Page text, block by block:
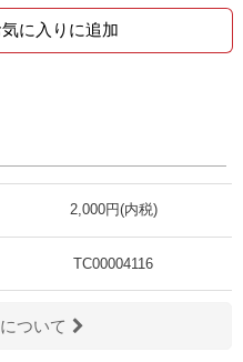
に入りに追加
2,000円(内税)
TC00004116
ついて